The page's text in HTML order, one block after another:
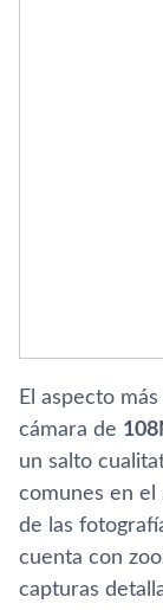
El aspecto
cámara de
un salto
comunes en el
de las
cuenta con
capturas